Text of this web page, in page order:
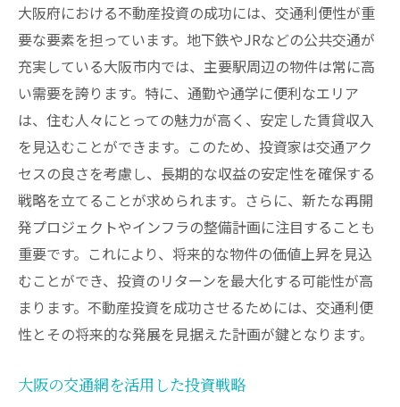
大阪府における不動産投資の成功には、交通利便性が重
要な要素を担っています。地下鉄やJRなどの公共交通が
充実している大阪市内では、主要駅周辺の物件は常に高
い需要を誇ります。特に、通勤や通学に便利なエリア
は、住む人々にとっての魅力が高く、安定した賃貸収入
を見込むことができます。このため、投資家は交通アク
セスの良さを考慮し、長期的な収益の安定性を確保する
戦略を立てることが求められます。さらに、新たな再開
発プロジェクトやインフラの整備計画に注目することも
重要です。これにより、将来的な物件の価値上昇を見込
むことができ、投資のリターンを最大化する可能性が高
まります。不動産投資を成功させるためには、交通利便
性とその将来的な発展を見据えた計画が鍵となります。
大阪の交通網を活用した投資戦略